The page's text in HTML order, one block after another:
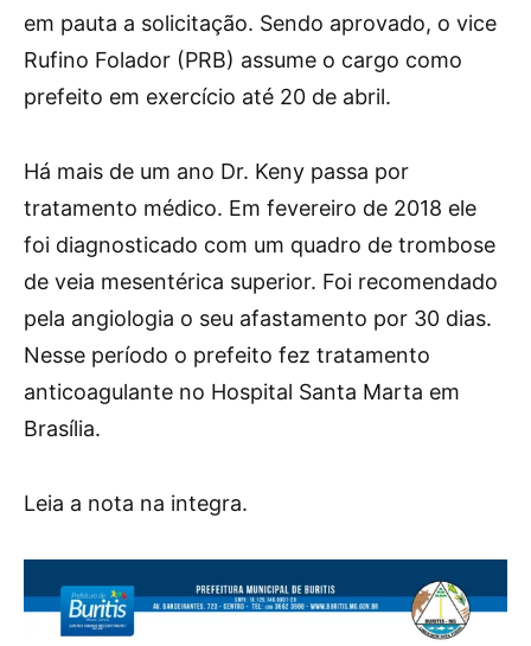
em pauta a solicitação. Sendo aprovado, o vice
Rufino Folador (PRB) assume o cargo como
prefeito em exercício até 20 de abril.
Há mais de um ano Dr. Keny passa por
tratamento médico. Em fevereiro de 2018 ele
foi diagnosticado com um quadro de trombose
de veia mesentérica superior. Foi recomendado
pela angiologia o seu afastamento por 30 dias.
Nesse período o prefeito fez tratamento
anticoagulante no Hospital Santa Marta em
Brasília.
Leia a nota na integra.